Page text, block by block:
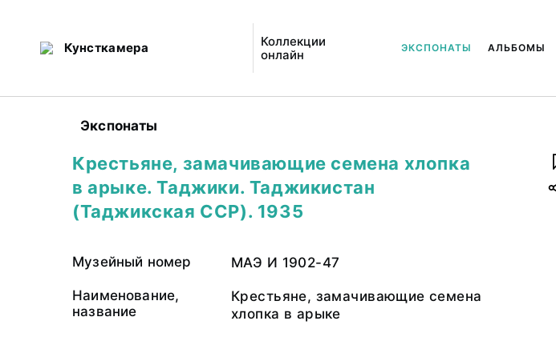
Кунсткамера
Коллекции
онлайн
ЭКСПОНАТЫ АЛЬБОМЫ
Экспонаты
Крестьяне, замачивающие семена хлопка
в арыке. Таджики. Таджикистан
(Таджикская ССР). 1935
Музейный номер МАЭ И 1902-47
Наименование,
название
Крестьяне, замачивающие семена
хлопка в арыке